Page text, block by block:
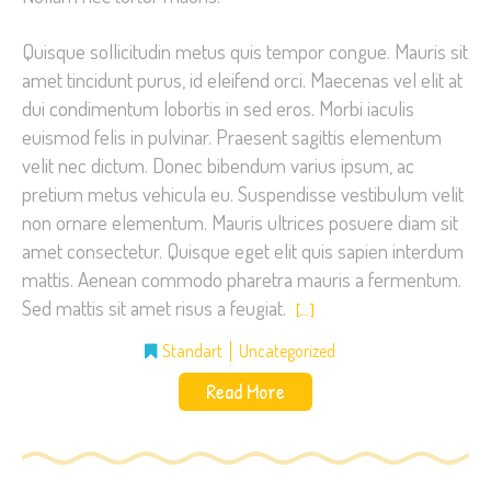
Quisque sollicitudin metus quis tempor congue. Mauris sit
amet tincidunt purus, id eleifend orci. Maecenas vel elit at
dui condimentum lobortis in sed eros. Morbi iaculis
euismod felis in pulvinar. Praesent sagittis elementum
velit nec dictum. Donec bibendum varius ipsum, ac
pretium metus vehicula eu. Suspendisse vestibulum velit
non ornare elementum. Mauris ultrices posuere diam sit
amet consectetur. Quisque eget elit quis sapien interdum
mattis. Aenean commodo pharetra mauris a fermentum.
Sed mattis sit amet risus a feugiat. […]
Standart Uncategorized
Read More